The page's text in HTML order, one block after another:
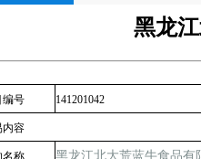
黑龙
编号 141201042
内容
名称 黑龙江北大荒蓝牛食品有